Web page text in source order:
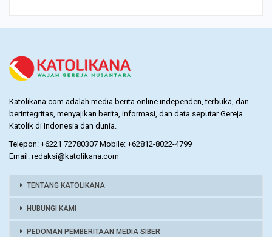
berintegritas, menyajikan berita, informasi, dan data seputar Gereja
Katolik di Indonesia dan dunia.
Email: redaksi@katolikana.com